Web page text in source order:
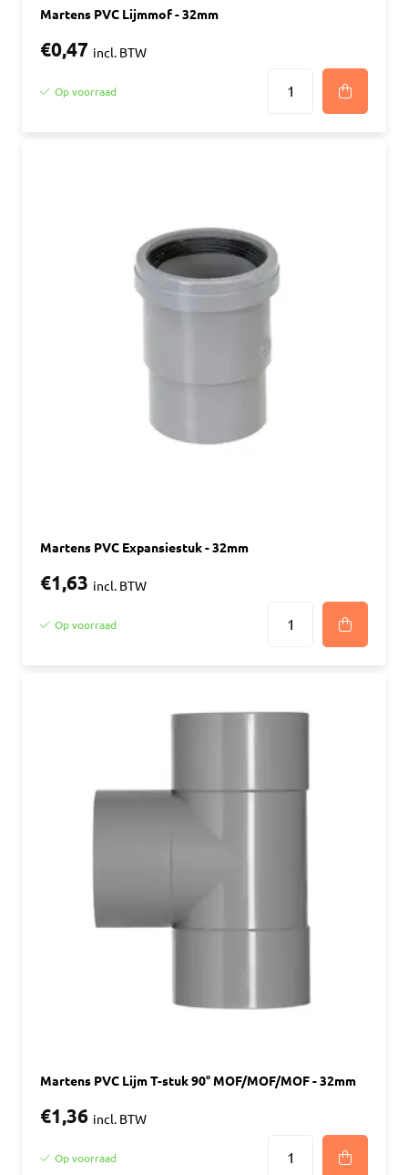
Martens PVC Lijmmof - 32mm
€0,47 incl. BTW
Op voorraad
Martens PVC Expansiestuk - 32mm
€1,63 incl. BTW
Op voorraad
Martens PVC Lijm T-stuk 90° MOF/MOF/MOF - 32mm
€1,36 incl. BTW
Op voorraad